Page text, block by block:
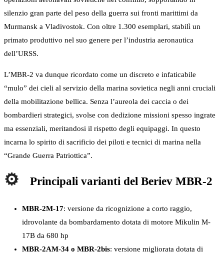
silenzio gran parte del peso della guerra sui fronti marittimi da
Murmansk a Vladivostok. Con oltre 1.300 esemplari, stabilì un
primato produttivo nel suo genere per l’industria aeronautica
dell’URSS.
L’MBR-2 va dunque ricordato come un discreto e infaticabile
“mulo” dei cieli al servizio della marina sovietica negli anni cruciali
della mobilitazione bellica. Senza l’aureola dei caccia o dei
bombardieri strategici, svolse con dedizione missioni spesso ingrate
ma essenziali, meritandosi il rispetto degli equipaggi. In questo
incarna lo spirito di sacrificio dei piloti e tecnici di marina nella
“Grande Guerra Patriottica”.
Principali varianti del Beriev MBR-2
MBR-2M-17: versione da ricognizione a corto raggio,
idrovolante da bombardamento dotata di motore Mikulin M-
17B da 680 hp
MBR-2AM-34 o MBR-2bis: versione migliorata dotata di